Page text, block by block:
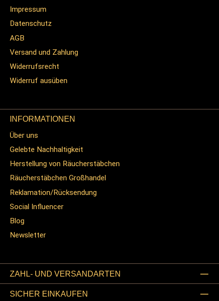
Impressum
Datenschutz
AGB
Versand und Zahlung
Widerrufsrecht
Widerruf ausüben
INFORMATIONEN
Über uns
Gelebte Nachhaltigkeit
Herstellung von Räucherstäbchen
Räucherstäbchen Großhandel
Reklamation/Rücksendung
Social Influencer
Blog
Newsletter
ZAHL- UND VERSANDARTEN
SICHER EINKAUFEN